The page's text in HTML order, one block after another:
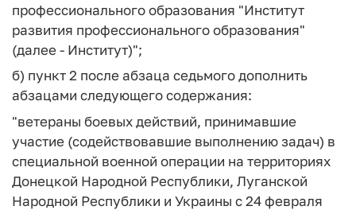
профессионального образования "Институт
развития профессионального образования"
(далее - Институт)";
б) пункт 2 после абзаца седьмого дополнить
абзацами следующего содержания:
"ветераны боевых действий, принимавшие
участие (содействовавшие выполнению задач) в
специальной военной операции на территориях
Донецкой Народной Республики, Луганской
Народной Республики и Украины с 24 февраля